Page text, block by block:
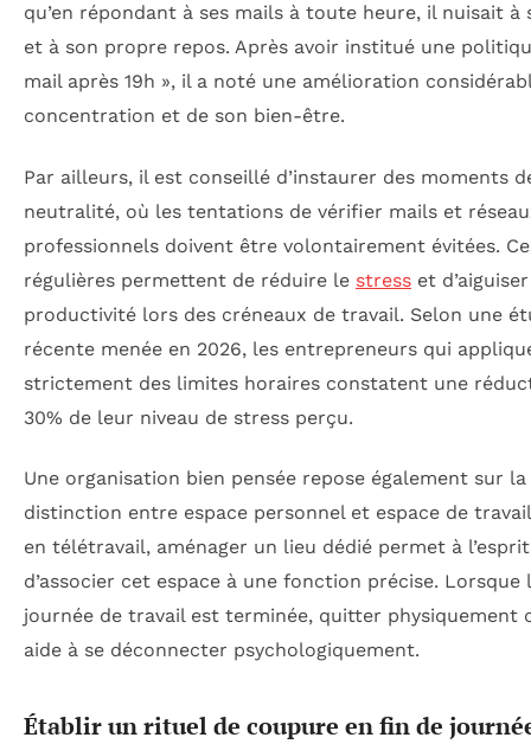
qu’en répondant à ses mails à toute heure, il nuisait à
et à son propre repos. Après avoir institué une
mail après 19h », il a noté une amélioration
concentration et de son bien-être.
Par ailleurs, il est conseillé d’instaurer des moments
neutralité, où les tentations de vérifier mails et
professionnels doivent être volontairement évitées.
régulières permettent de réduire le stress et
productivité lors des créneaux de travail. Selon une
récente menée en 2026, les entrepreneurs qui
strictement des limites horaires constatent une
30% de leur niveau de stress perçu.
Une organisation bien pensée repose également sur la
distinction entre espace personnel et espace de
en télétravail, aménager un lieu dédié permet à l’esprit
d’associer cet espace à une fonction précise. Lorsque
journée de travail est terminée, quitter physiquement
aide à se déconnecter psychologiquement.
Établir un rituel de coupure en fin de